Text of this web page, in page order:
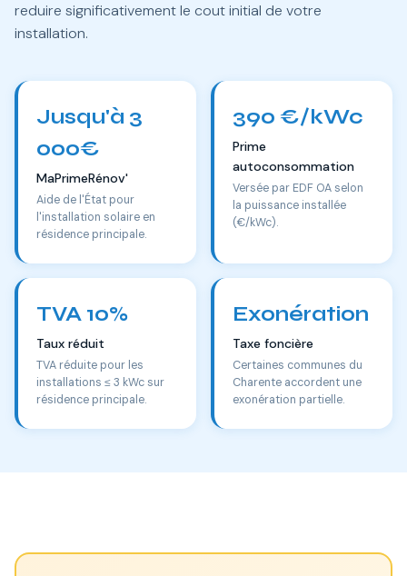
reduire significativement le cout initial de votre
installation.
Jusqu'à 3
000€
MaPrimeRénov'
Aide de l'État pour
l'installation solaire en
résidence principale.
390 €/kWc
Prime
autoconsommation
Versée par EDF OA selon
la puissance installée
(€/kWc).
TVA 10%
Taux réduit
TVA réduite pour les
installations ≤ 3 kWc sur
résidence principale.
Exonération
Taxe foncière
Certaines communes du
Charente accordent une
exonération partielle.